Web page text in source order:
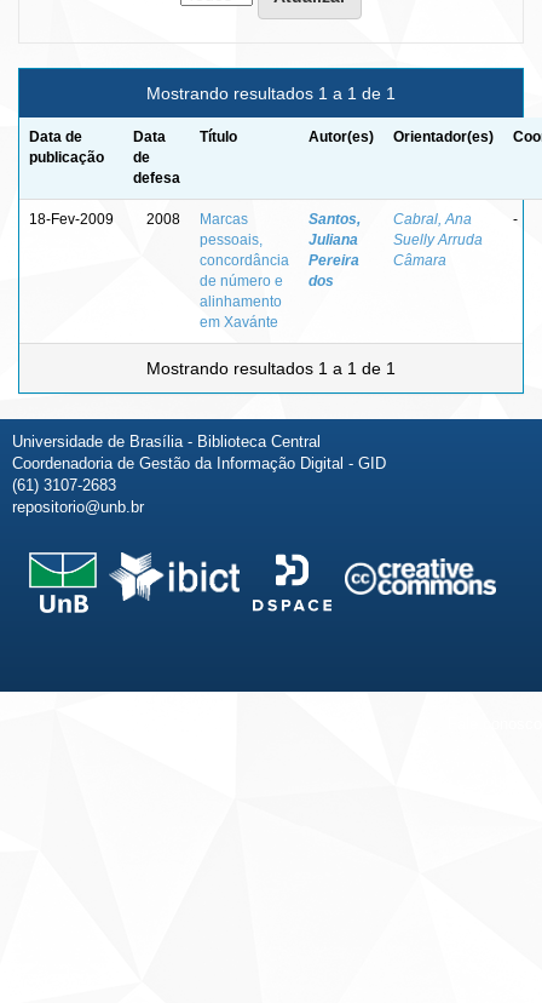
Mostrando resultados 1 a 1 de 1
Data de
publicação
Data
de
defesa
Título Autor(es) Orientador(es)
18-Fev-2009 2008
Marcas
pessoais,
concordância
de número e
alinhamento
em Xavánte
Santos,
Juliana
Pereira
dos
Cabral, Ana
Suelly Arruda
Câmara
-
Mostrando resultados 1 a 1 de 1
Universidade de Brasília - Biblioteca Central
Coordenadoria de Gestão da Informação Digital - GID
(61) 3107-2683
repositorio@unb.br